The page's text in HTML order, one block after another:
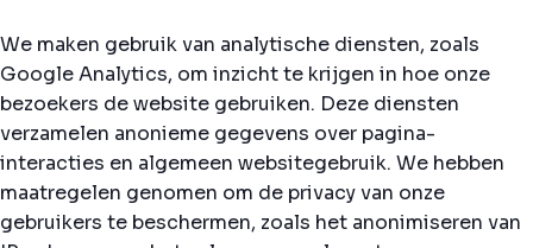
We maken gebruik van analytische diensten, zoals
Google Analytics, om inzicht te krijgen in hoe onze
bezoekers de website gebruiken. Deze diensten
verzamelen anonieme gegevens over pagina-
interacties en algemeen websitegebruik. We hebben
maatregelen genomen om de privacy van onze
gebruikers te beschermen, zoals het anonimiseren van